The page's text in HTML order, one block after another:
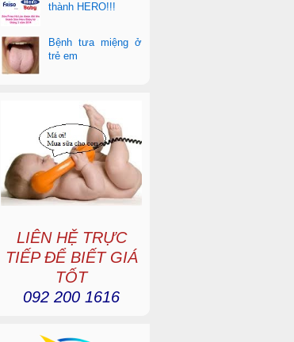
thành HERO!!!
Bệnh tưa miệng ở
trẻ em
LIÊN HỆ TRỰC
TIẾP ĐỂ BIẾT GIÁ
TỐT
092 200 1616